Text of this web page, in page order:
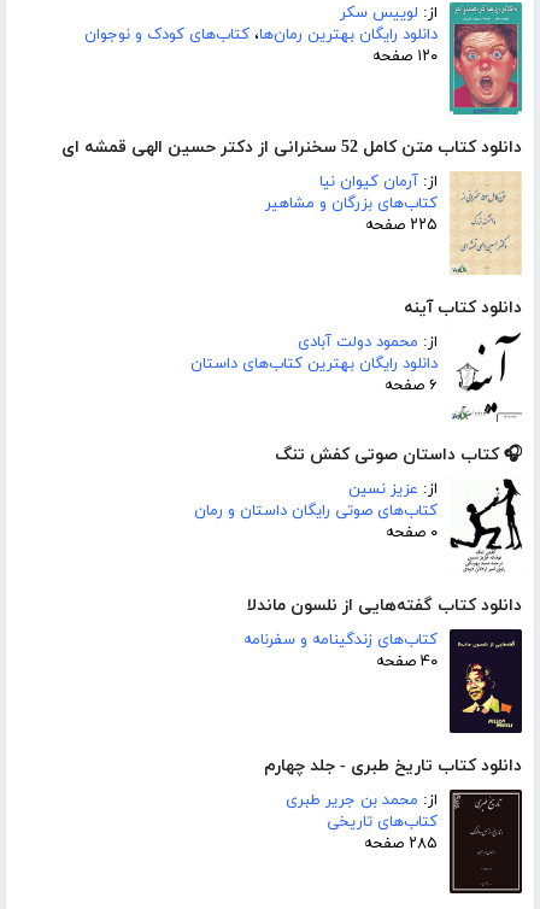
از: لوییس سکر
دانلود رایگان بهترین رمان‌ها، کتاب‌های کودک و نوجوان
۱۲۰ صفحه
دانلود کتاب متن کامل 52 سخنرانی از دکتر حسین الهی قمشه ای
از: آرمان کیوان نیا
کتاب‌های بزرگان و مشاهیر
۲۲۵ صفحه
دانلود کتاب آینه
از: محمود دولت آبادی
دانلود رایگان بهترین کتاب‌های داستان
۶ صفحه
🎧 کتاب داستان صوتی کفش تنگ
از: عزیز نسین
کتاب‌های صوتی رایگان داستان و رمان
۰ صفحه
دانلود کتاب گفته‌هایی از نلسون ماندلا
کتاب‌های زندگینامه و سفرنامه
۴۰ صفحه
دانلود کتاب تاریخ طبری - جلد چهارم
از: محمد بن جریر طبری
کتاب‌های تاریخی
۲۸۵ صفحه